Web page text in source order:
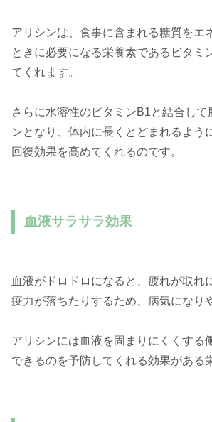
アリシンは、食事に含まれる糖質をエ
ときに必要になる栄養素であるビタミ
てくれます。
さらに水溶性のビタミンB1と結合して
ンとなり、体内に長くとどまれるよう
回復効果を高めてくれるのです。
血液サラサラ効果
血液がドロドロになると、疲れが取れ
疫力が落ちたりするため、病気になり
アリシンには血液を固まりにくくする
できるのを予防してくれる効果がある